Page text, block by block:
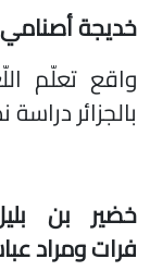
خديجة
واقع تعلّم
بالجزائر دراسة
خضير بن
فراتومراد